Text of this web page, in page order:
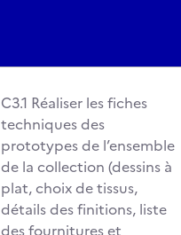
C3.1 Réaliser les fiches
techniques des
prototypes de l’ensemble
de la collection (dessins à
plat, choix de tissus,
détails des finitions, liste
des fournitures et